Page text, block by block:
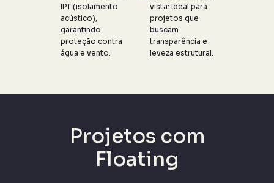
IPT (isolamento
acústico),
garantindo
proteção contra
água e vento.
vista: Ideal para
projetos que
buscam
transparência e
leveza estrutural.
Projetos com
Floating